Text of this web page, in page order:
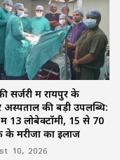
सर्जरी में रायपुर के
की बड़ी उपलब्धि:
13 लोबेक्टॉमी, 15 से 70
मरीजों का इलाज
10, 2026